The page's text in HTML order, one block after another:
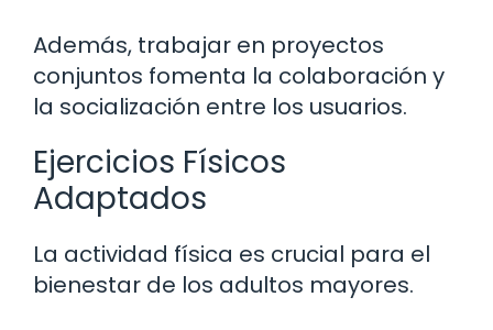
Además, trabajar en proyectos
conjuntos fomenta la colaboración y
la socialización entre los usuarios.
Ejercicios Físicos
Adaptados
La actividad física es crucial para el
bienestar de los adultos mayores.